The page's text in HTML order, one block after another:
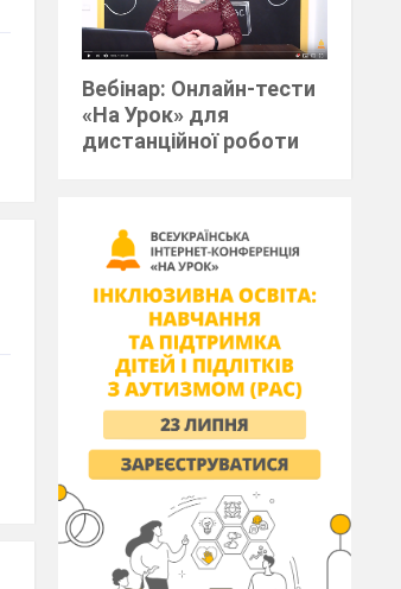
Вебінар: Онлайн-тести
«На Урок» для
дистанційної роботи